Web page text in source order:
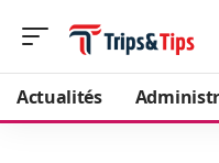
Actualités